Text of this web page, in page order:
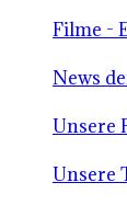
Filme -
News
Unsere
Unsere